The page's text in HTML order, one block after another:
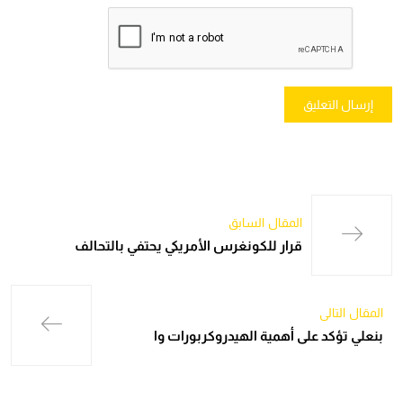
المقال السابق
قرار للكونغرس الأمريكي يحتفي بالتحالف
المقال التالي
بنعلي تؤكد على أهمية الهيدروكربورات وا